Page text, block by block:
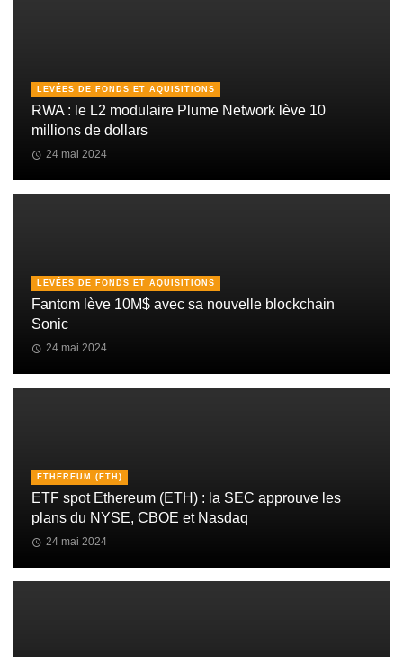
LEVÉES DE FONDS ET AQUISITIONS
RWA : le L2 modulaire Plume Network lève 10
millions de dollars
24 mai 2024
LEVÉES DE FONDS ET AQUISITIONS
Fantom lève 10M$ avec sa nouvelle blockchain
Sonic
24 mai 2024
ETHEREUM (ETH)
ETF spot Ethereum (ETH) : la SEC approuve les
plans du NYSE, CBOE et Nasdaq
24 mai 2024